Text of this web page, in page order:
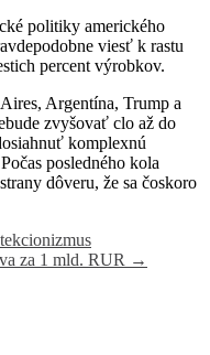
politiky amerického
viesť k rastu
percent výrobkov.
Argentína, Trump a
zvyšovať clo až do
komplexnú
posledného kola
dôveru, že sa čoskoro
za 1 mld. RUR →